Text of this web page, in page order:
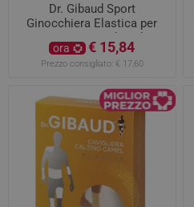
Dr. Gibaud Sport
Ginocchiera Elastica per
Distorsioni Camel Taglia 3
ora € 15,84
Prezzo consigliato: € 17,60